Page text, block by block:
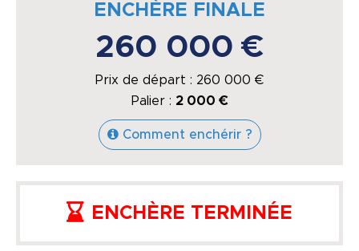
ENCHÈRE FINALE
260 000 €
Prix de départ : 260 000 €
Palier : 2 000 €
Comment enchérir ?
ENCHÈRE TERMINÉE